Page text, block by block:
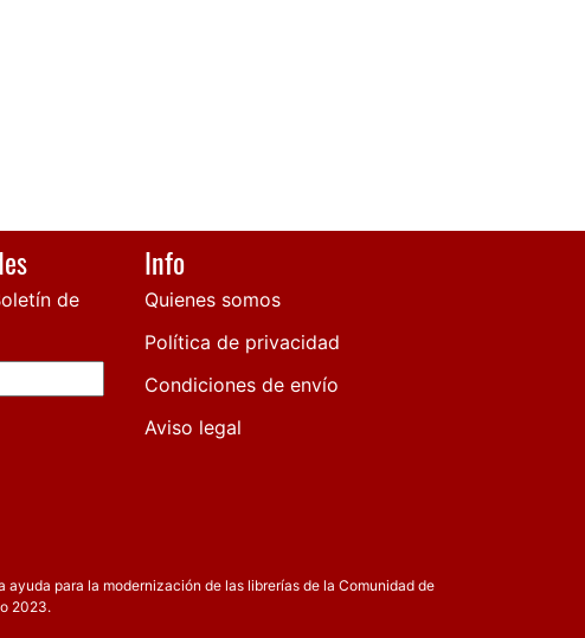
de
Info
Quienes somos
Política de privacidad
Condiciones de envío
Aviso legal
ayuda para la modernización de las librerías de la Comunidad de
2023.